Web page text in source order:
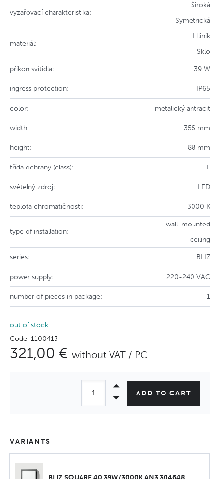
vyzařovací charakteristika:
Široká
Symetrická
materiál:
Hliník
Sklo
příkon svítidla: 39 W
ingress protection: IP65
color: metalický antracit
width: 355 mm
height: 88 mm
třída ochrany (class): I.
světelný zdroj: LED
teplota chromatičnosti: 3000 K
type of installation:
wall-mounted
ceiling
series: BLIZ
power supply: 220-240 VAC
number of pieces in package: 1
out of stock
Code: 1100413
321,00 € without VAT / PC
ADD TO CART
VARIANTS
BLIZ SQUARE 40 39W/3000K AN3 304648